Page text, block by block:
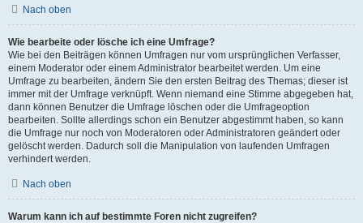
Nach oben
Wie bearbeite oder lösche ich eine Umfrage?
Wie bei den Beiträgen können Umfragen nur vom ursprünglichen Verfasser,
einem Moderator oder einem Administrator bearbeitet werden. Um eine
Umfrage zu bearbeiten, ändern Sie den ersten Beitrag des Themas; dieser ist
immer mit der Umfrage verknüpft. Wenn niemand eine Stimme abgegeben hat,
dann können Benutzer die Umfrage löschen oder die Umfrageoption
bearbeiten. Sollte allerdings schon ein Benutzer abgestimmt haben, so kann
die Umfrage nur noch von Moderatoren oder Administratoren geändert oder
gelöscht werden. Dadurch soll die Manipulation von laufenden Umfragen
verhindert werden.
Nach oben
Warum kann ich auf bestimmte Foren nicht zugreifen?